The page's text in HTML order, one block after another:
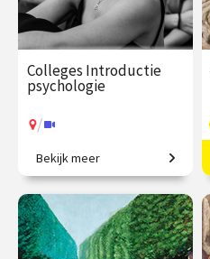
Colleges Introductie
psychologie
/
Van gedrag tot geheugen,
van stoornissen tot therapie.
€ 345.00
vanaf 22
sep.
Bekijk meer